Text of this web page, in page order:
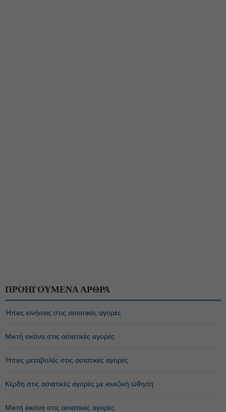
ΠΡΟΗΓΟΥΜΕΝΑ ΑΡΘΡΑ
Ήπιες κινήσεις στις ασιατικές αγορές
Μικτή εικόνα στις ασιατικές αγορές
Ήπιες μεταβολές στις ασιατικές αγορές
Κέρδη στις ασιατικές αγορές με κινεζική ώθηση
Μικτή εικόνα στις ασιατικές αγορές